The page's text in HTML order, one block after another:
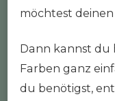
möchtest
Dann kannst du
Farben ganz
du benötigst,